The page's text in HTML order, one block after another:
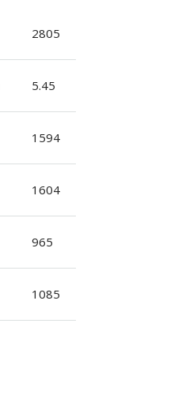
2805
5.45
1594
1604
965
1085